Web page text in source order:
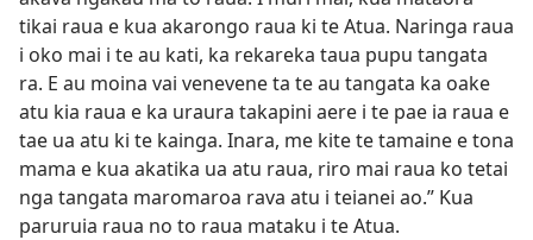
tikai raua e kua akarongo raua ki te Atua. Naringa raua
i oko mai i te au kati, ka rekareka taua pupu tangata
ra. E au moina vai venevene ta te au tangata ka oake
atu kia raua e ka uraura takapini aere i te pae ia raua e
tae ua atu ki te kainga. Inara, me kite te tamaine e tona
mama e kua akatika ua atu raua, riro mai raua ko tetai
nga tangata maromaroa rava atu i teianei ao.” Kua
paruruia raua no to raua mataku i te Atua.